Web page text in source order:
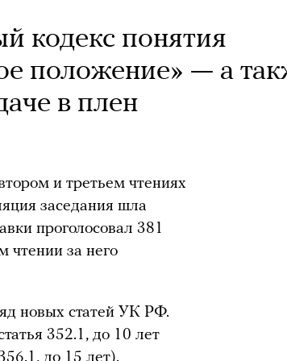
кодекс понятия
положение» — а
в плен
и третьем чтениях
заседания шла
проголосовал 381
чтении за него
новых статей УК РФ.
352.1, до 10 лет
до 15 лет).